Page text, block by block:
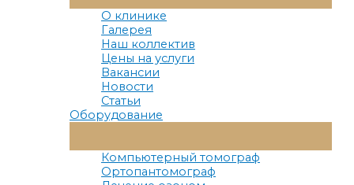
Меню
О клинике
Галерея
Наш коллектив
Цены на услуги
Вакансии
Новости
Статьи
Оборудование
Меню
Компьютерный томограф
Ортопантомограф